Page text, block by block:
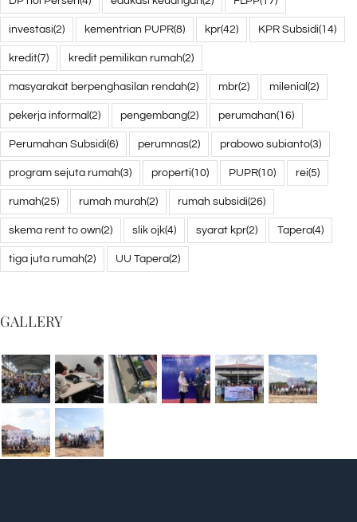
DP nol Persen(4) edukasi keuangan(2) FLPP(17)
investasi(2) kementrian PUPR(8) kpr(42) KPR Subsidi(14)
kredit(7) kredit pemilikan rumah(2)
masyarakat berpenghasilan rendah(2) mbr(2) milenial(2)
pekerja informal(2) pengembang(2) perumahan(16)
Perumahan Subsidi(6) perumnas(2) prabowo subianto(3)
program sejuta rumah(3) properti(10) PUPR(10) rei(5)
rumah(25) rumah murah(2) rumah subsidi(26)
skema rent to own(2) slik ojk(4) syarat kpr(2) Tapera(4)
tiga juta rumah(2) UU Tapera(2)